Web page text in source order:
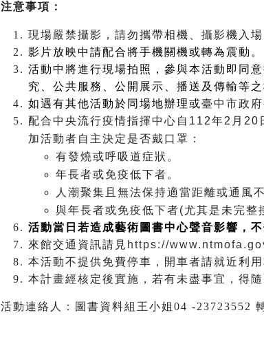
注意事項：
現場嚴禁攝影，請勿攜帶相機、攝影機入場
影片放映中請配合將手機關機或轉為震動。
活動中將進行現場拍照，參與本活動即同
究、公共服務、公開展示、播送及傳輸等之
如遇有其他活動於同場地辦理或臺中市政
配合中央流行疫情指揮中心自112年2月20
加活動者自主決定是否戴口罩：
有發燒或呼吸道症狀。
年長者或免疫低下者。
人潮聚集且無法保持適當距離或通風
與年長者或免疫低下者(尤其是未完整
活動當日若造成藝術圖書中心聲音影響，不
來館交通資訊請見 https://
本活動不提供免費停車，開車者請就近利
本計畫經核定後實施，若有未盡事宜，得隨
活動連絡人：圖書資料組王小姐04 -23723552